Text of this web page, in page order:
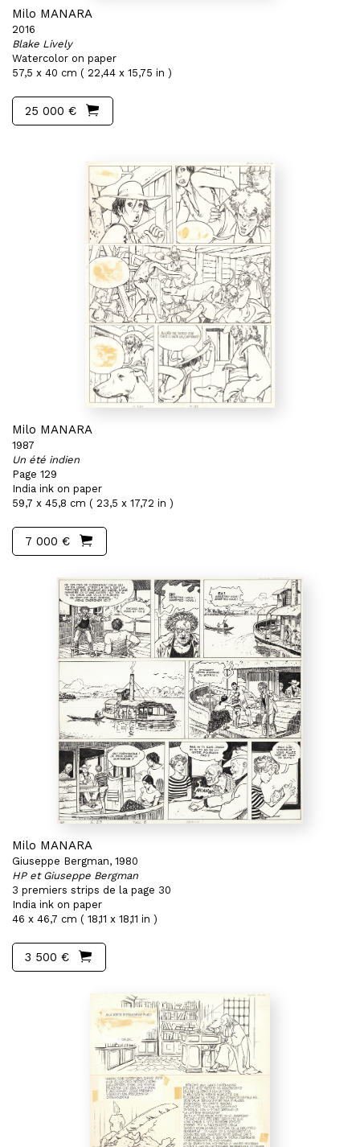
Milo MANARA
2016
Blake Lively
Watercolor on paper
57,5 x 40 cm ( 22,44 x 15,75 in )
25 000 €
Milo MANARA
1987
Un été indien
Page 129
India ink on paper
59,7 x 45,8 cm ( 23,5 x 17,72 in )
7 000 €
Milo MANARA
Giuseppe Bergman, 1980
HP et Giuseppe Bergman
3 premiers strips de la page 30
India ink on paper
46 x 46,7 cm ( 18,11 x 18,11 in )
3 500 €